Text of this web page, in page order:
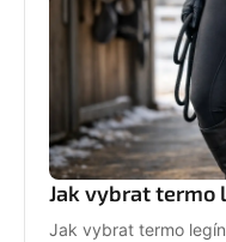
Jak vybrat termo
Jak vybrat termo